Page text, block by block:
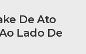
De Ato
Lado De